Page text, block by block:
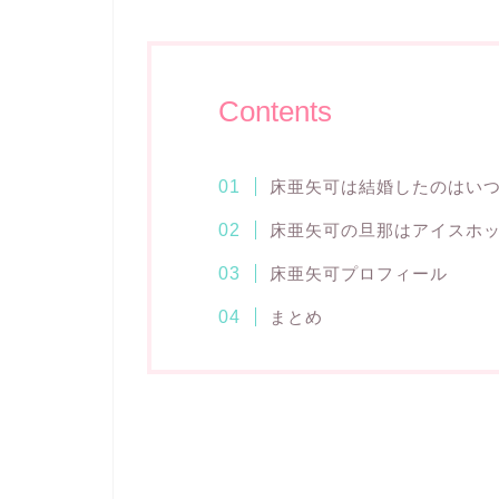
Contents
床亜矢可は結婚したのはい
床亜矢可の旦那はアイスホ
床亜矢可プロフィール
まとめ